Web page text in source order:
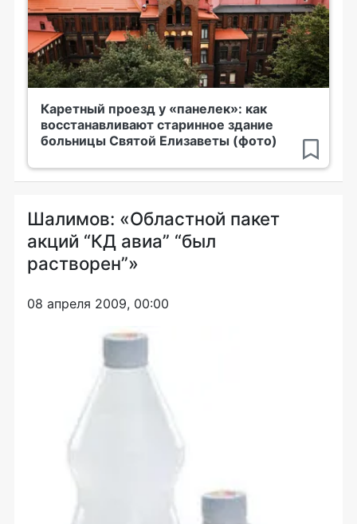
Каретный проезд у «панелек»: как
восстанавливают старинное здание
больницы Святой Елизаветы (фото)
Шалимов: «Областной пакет
акций “КД авиа” “был
растворен”»
08 апреля 2009, 00:00